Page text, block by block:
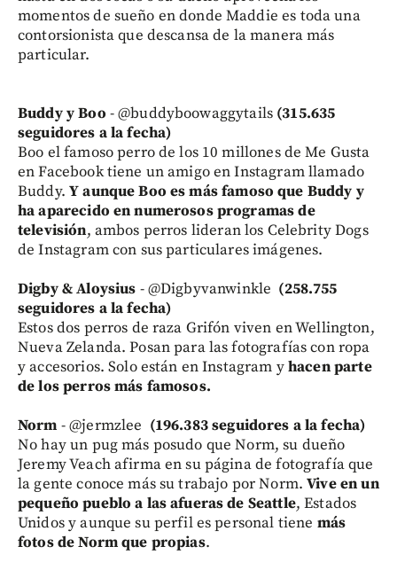
momentos de sueño en donde Maddie es toda una
contorsionista que descansa de la manera más
particular.
Buddy y Boo - @buddyboowaggytails (315.635
seguidores a la fecha)
Boo el famoso perro de los 10 millones de Me Gusta
en Facebook tiene un amigo en Instagram llamado
Buddy.Y aunque Boo es más famoso que Buddy y
ha aparecido en numerosos programas de
televisión, ambos perros lideran los Celebrity Dogs
de Instagram con sus particulares imágenes.
Digby & Aloysius - @Digbyvanwinkle (258.755
seguidores a la fecha)
Estos dos perros de raza Grifón viven en Wellington,
Nueva Zelanda. Posan para las fotografías con ropa
y accesorios. Solo están en Instagram yhacen parte
de los perros más famosos.
Norm - @jermzlee (196.383 seguidores a la fecha)
No hay un pug más posudo que Norm, su dueño
Jeremy Veach afirma en su página de fotografía que
la gente conoce más su trabajo por Norm.Vive en un
pequeño pueblo a las afueras de Seattle, Estados
Unidos y aunque su perfil es personal tiene más
fotos de Norm que propias.